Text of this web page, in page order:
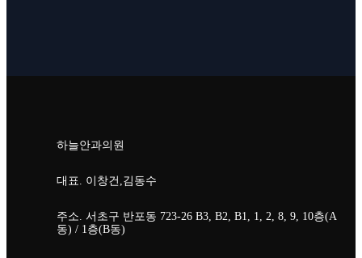
하늘안과의원
대표. 이창건,김동수
주소. 서초구 반포동 723-26 B3, B2, B1, 1, 2, 8, 9, 10층(A
동) / 1층(B동)